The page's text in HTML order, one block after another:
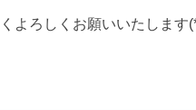
よろしくお願いいたします